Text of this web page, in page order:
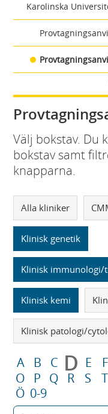
Karolinska
Välj bokstav. Du
bokstav samt
knapparna.
Alla kliniker
Klinisk genetik
Klinisk immunologi/
Klinisk kemi
Klinisk patologi/
A B C D E F
O
P Q R S T
Ö 0-9